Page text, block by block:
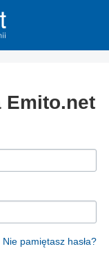
Emito.net
Nie pamiętasz hasła?